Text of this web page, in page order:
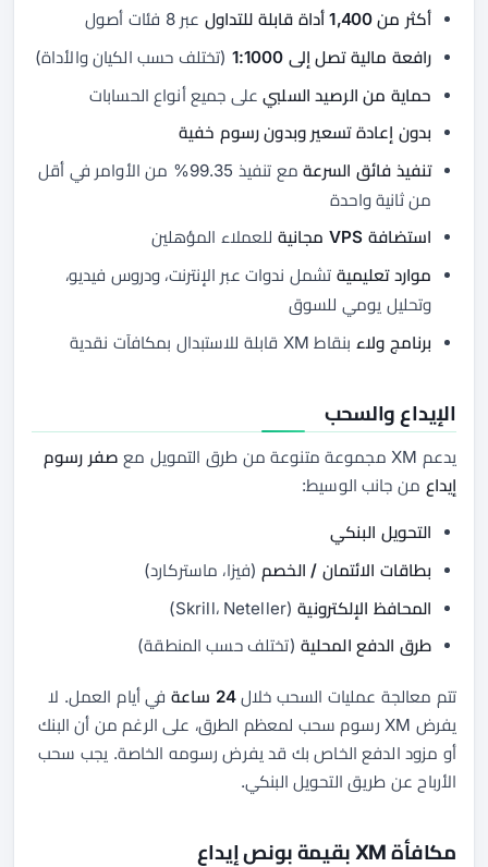
أكثر من 1,400 أداة قابلة للتداول
عبر 8 فئات أصول
رافعة مالية تصل إلى 1:1000
(تختلف حسب الكيان والأداة)
حماية من الرصيد السلبيعلى جميع أنواع الحسابات
بدون إعادة تسعير وبدون رسوم خفية
تنفيذ فائق السرعة
مع تنفيذ 99.35% من الأوامر في أقل
من ثانية واحدة
استضافة VPS مجانية
للعملاء المؤهلين
موارد تعليمية تشمل ندوات عبر الإنترنت، ودروس فيديو،
وتحليل يومي للسوق
برنامج ولاء بنقاط XM قابلة للاستبدال بمكافآت نقدية
الإيداع والسحب
يدعم XM مجموعة متنوعة من طرق التمويل مع
صفر رسوم
إيداع من جانب الوسيط:
التحويل البنكي
بطاقات الائتمان / الخصم (فيزا، ماستركارد)
المحافظ الإلكترونية(Skrill، Neteller)
طرق الدفع المحلية(تختلف حسب المنطقة)
تتم معالجة عمليات السحب خلال24 ساعة
في أيام العمل. لا
يفرض XM رسوم سحب لمعظم الطرق، على الرغم من أن البنك
أو مزود الدفع الخاص بك قد يفرض رسومه الخاصة. يجب سحب
الأرباح عن طريق التحويل البنكي.
مكافأة XM بقيمة بونص إيداع